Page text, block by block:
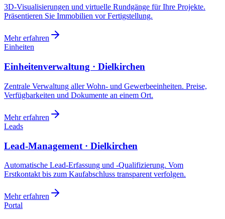
3D-Visualisierungen und virtuelle Rundgänge für Ihre Projekte.
Präsentieren Sie Immobilien vor Fertigstellung.
Mehr erfahren
Einheiten
Einheitenverwaltung · Dielkirchen
Zentrale Verwaltung aller Wohn- und Gewerbeeinheiten. Preise,
Verfügbarkeiten und Dokumente an einem Ort.
Mehr erfahren
Leads
Lead-Management · Dielkirchen
Automatische Lead-Erfassung und -Qualifizierung. Vom
Erstkontakt bis zum Kaufabschluss transparent verfolgen.
Mehr erfahren
Portal